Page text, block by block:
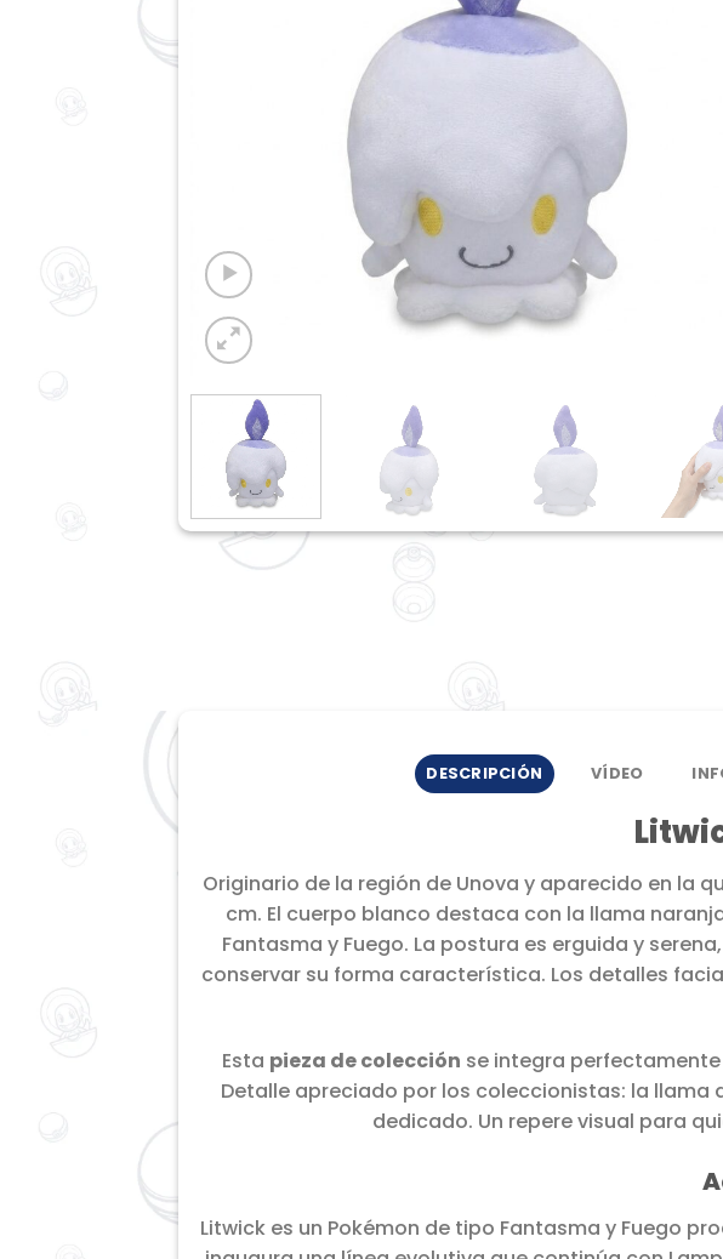
DESCRIPCIÓN VÍDEO
Originario de la región de Unova y aparecido en la
cm. El cuerpo blanco destaca con la llama
Fantasma y Fuego. La postura es erguida y
conservar su forma característica. Los detalles
Esta pieza de colección se integra
Detalle apreciado por los coleccionistas: la llama
dedicado. Un repere visual para
Litwick es un Pokémon de tipo Fantasma y Fuego